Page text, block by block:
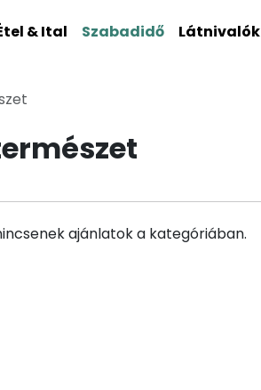
& Ital Szabadidő Látnivalók
ajánlatok a kategóriában.